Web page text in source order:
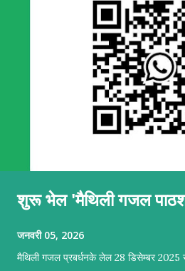
शुरू भेल 'मैथिली गजल
जनवरी 05, 2026
मैथिली गजल प्रबर्धनके लेल 28 डिसेम्बर 2025